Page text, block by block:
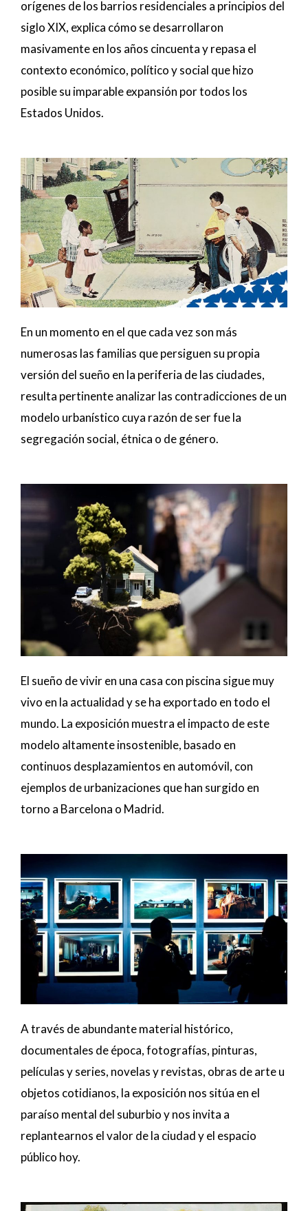
orígenes de los barrios residenciales a principios del
siglo XIX, explica cómo se desarrollaron
masivamente en los años cincuenta y repasa el
contexto económico, político y social que hizo
posible su imparable expansión por todos los
Estados Unidos.
En un momento en el que cada vez son más
numerosas las familias que persiguen su propia
versión del sueño en la periferia de las ciudades,
resulta pertinente analizar las contradicciones de un
modelo urbanístico cuya razón de ser fue la
segregación social, étnica o de género.
El sueño de vivir en una casa con piscina sigue muy
vivo en la actualidad y se ha exportado en todo el
mundo. La exposición muestra el impacto de este
modelo altamente insostenible, basado en
continuos desplazamientos en automóvil, con
ejemplos de urbanizaciones que han surgido en
torno a Barcelona o Madrid.
A través de abundante material histórico,
documentales de época, fotografías, pinturas,
películas y series, novelas y revistas, obras de arte u
objetos cotidianos, la exposición nos sitúa en el
paraíso mental del suburbio y nos invita a
replantearnos el valor de la ciudad y el espacio
público hoy.